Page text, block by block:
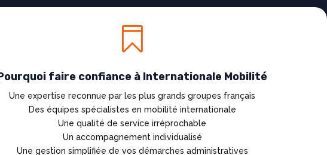

faire confiance à Internationale Mobilité
Une expertise reconnue par les plus grands groupes français
Des équipes spécialistes en mobilité internationale
Une qualité de service irréprochable
Un accompagnement individualisé
Une gestion simplifiée de vos démarches administratives